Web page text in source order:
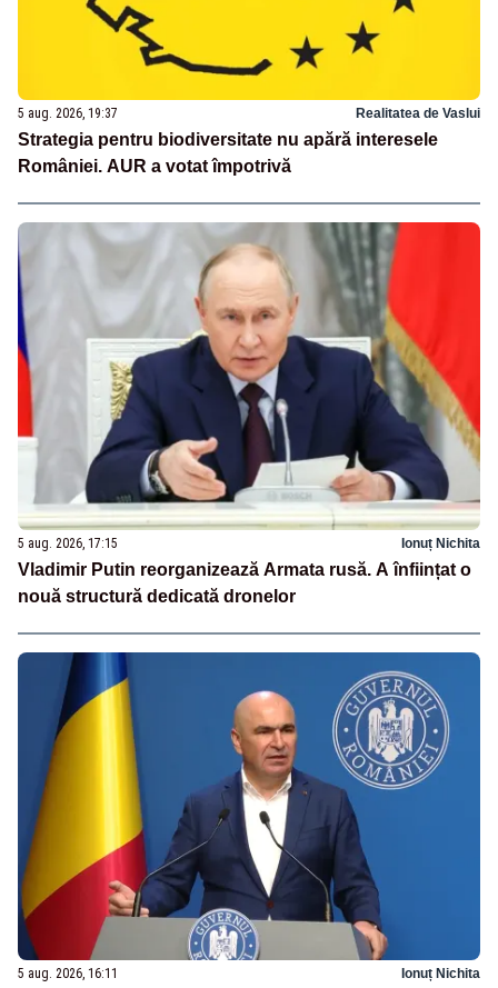
5 aug. 2026, 19:37 Realitatea de Vaslui
Strategia pentru biodiversitate nu apără interesele
României. AUR a votat împotrivă
5 aug. 2026, 17:15 Ionuț Nichita
Vladimir Putin reorganizează Armata rusă. A înființat o
nouă structură dedicată dronelor
5 aug. 2026, 16:11 Ionuț Nichita